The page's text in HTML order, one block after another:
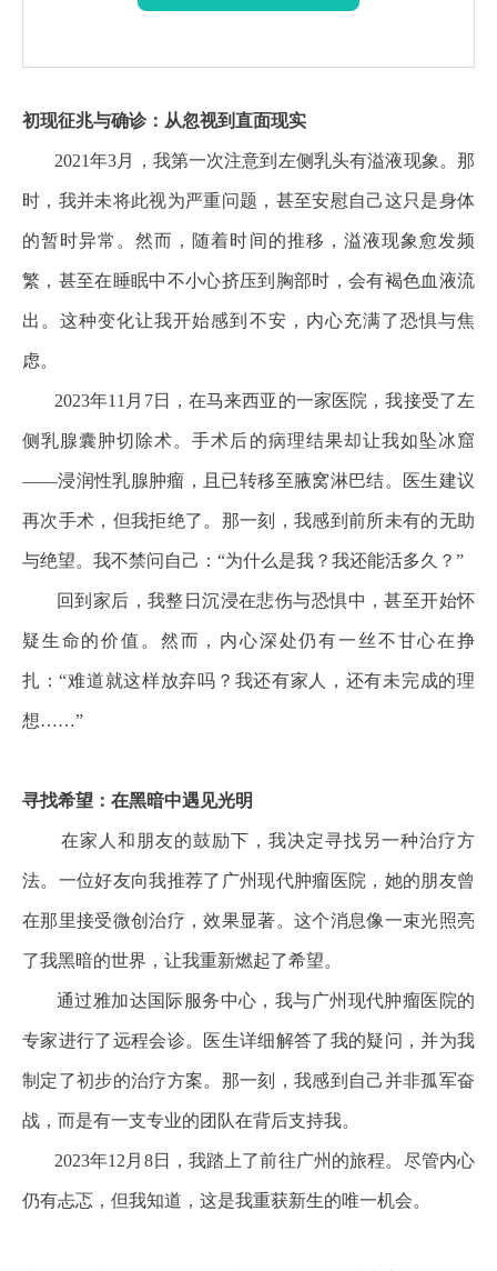
初现征兆与确诊：从忽视到直面现实
2021年3月，我第一次注意到左侧乳头有溢液现象。那
时，我并未将此视为严重问题，甚至安慰自己这只是身体
的暂时异常。然而，随着时间的推移，溢液现象愈发频
繁，甚至在睡眠中不小心挤压到胸部时，会有褐色血液流
出。这种变化让我开始感到不安，内心充满了恐惧与焦
虑。
2023年11月7日，在马来西亚的一家医院，我接受了左
侧乳腺囊肿切除术。手术后的病理结果却让我如坠冰窟
——浸润性乳腺肿瘤，且已转移至腋窝淋巴结。医生建议
再次手术，但我拒绝了。那一刻，我感到前所未有的无助
与绝望。我不禁问自己：“为什么是我？我还能活多久？”
回到家后，我整日沉浸在悲伤与恐惧中，甚至开始怀
疑生命的价值。然而，内心深处仍有一丝不甘心在挣
扎：“难道就这样放弃吗？我还有家人，还有未完成的理
想……”
寻找希望：在黑暗中遇见光明
在家人和朋友的鼓励下，我决定寻找另一种治疗方
法。一位好友向我推荐了广州现代肿瘤医院，她的朋友曾
在那里接受微创治疗，效果显著。这个消息像一束光照亮
了我黑暗的世界，让我重新燃起了希望。
通过雅加达国际服务中心，我与广州现代肿瘤医院的
专家进行了远程会诊。医生详细解答了我的疑问，并为我
制定了初步的治疗方案。那一刻，我感到自己并非孤军奋
战，而是有一支专业的团队在背后支持我。
2023年12月8日，我踏上了前往广州的旅程。尽管内心
仍有忐忑，但我知道，这是我重获新生的唯一机会。